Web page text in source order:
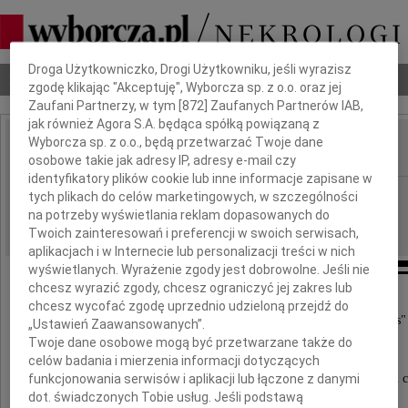
Nekrologi Odeszli Poradnik pogrzebowy
IMIĘ I NAZWISKO:
REGION: Szczecin
DATA EMISJI: 02.11.2015
"Nie czas jest nam dany, ale chwila.
Naszym zadaniem jest uczynić z tej chwili czas"
Georges Poulet
Wszystkim tym, którzy byli z nami w najtrudniejszych
i podzielają nasz smutek po odejściu
Dbamy o Twoją prywatność
Droga Użytkowniczko, Drogi Użytkowniku, jeśli wyrazisz
zgodę klikając "Akceptuję", Wyborcza sp. z o.o. oraz jej
Zaufani Partnerzy, w tym [872 ] Zaufanych Partnerów IAB,
jak również Agora S.A. będąca spółką powiązaną z
Wyborcza sp. z o.o., będą przetwarzać Twoje dane
osobowe takie jak adresy IP, adresy e-mail czy
identyfikatory plików cookie lub inne informacje zapisane w
tych plikach do celów marketingowych, w szczególności
na potrzeby wyświetlania reklam dopasowanych do
Twoich zainteresowań i preferencji w swoich serwisach,
aplikacjach i w Internecie lub personalizacji treści w nich
wyświetlanych. Wyrażenie zgody jest dobrowolne. Jeśli nie
chcesz wyrazić zgody, chcesz ograniczyć jej zakres lub
chcesz wycofać zgodę uprzednio udzieloną przejdź do
„Ustawień Zaawansowanych”.
Twoje dane osobowe mogą być przetwarzane także do
celów badania i mierzenia informacji dotyczących
funkcjonowania serwisów i aplikacji lub łączone z danymi
dot. świadczonych Tobie usług. Jeśli podstawą